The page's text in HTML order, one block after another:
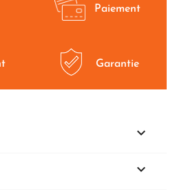
Paiement
Garantie

